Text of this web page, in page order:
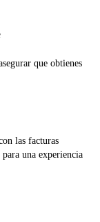
que obtienes
las facturas
una experiencia